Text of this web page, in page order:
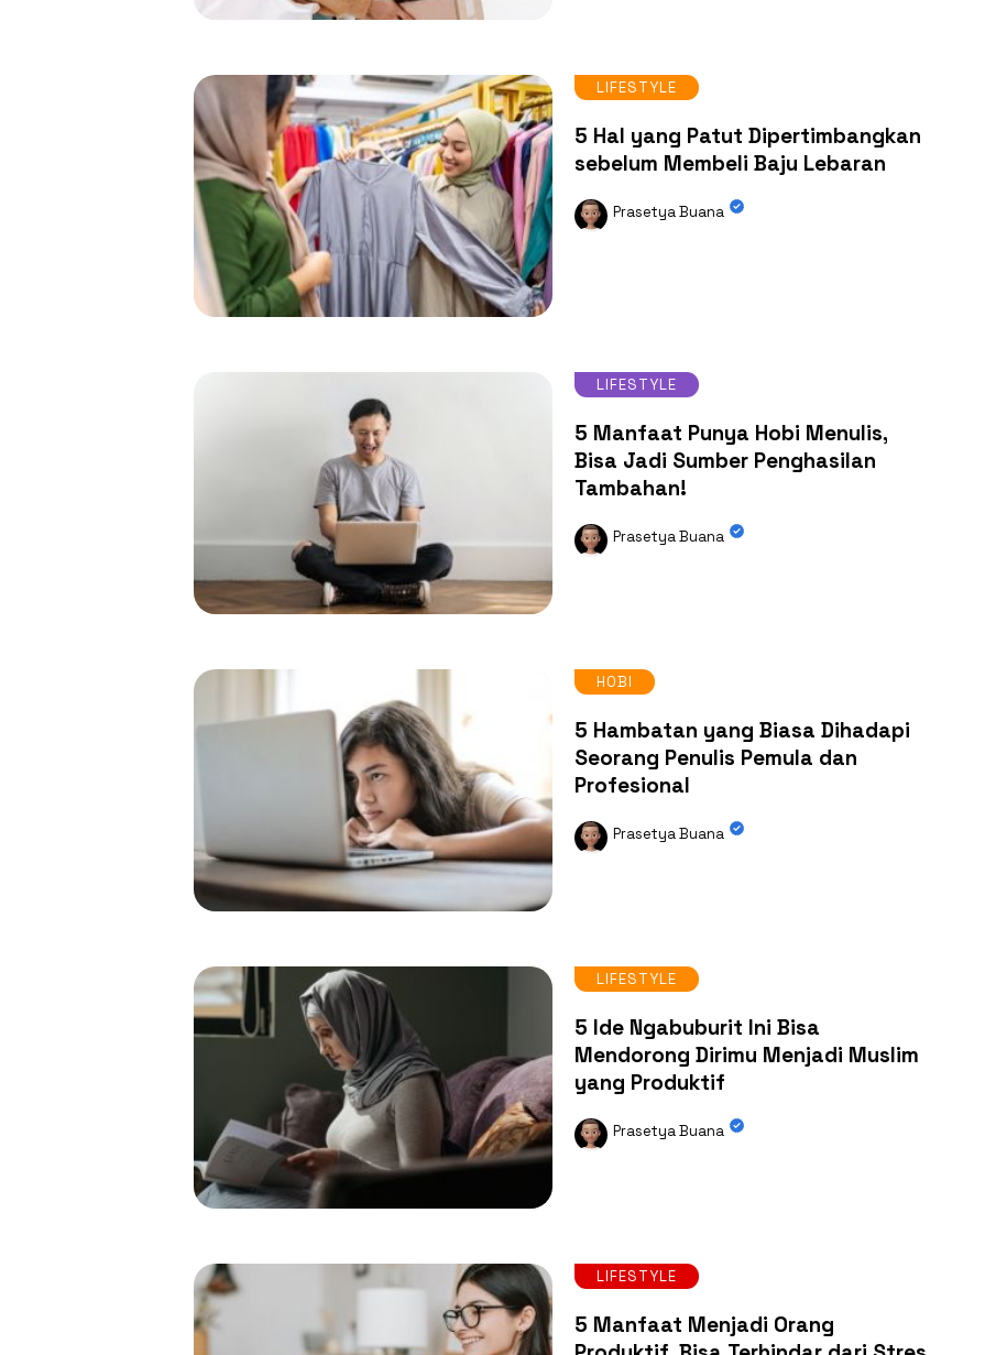
LIFESTYLE
5 Hal yang Patut Dipertimbangkan
sebelum Membeli Baju Lebaran
Prasetya Buana
LIFESTYLE
5 Manfaat Punya Hobi Menulis,
Bisa Jadi Sumber Penghasilan
Tambahan!
Prasetya Buana
HOBI
5 Hambatan yang Biasa Dihadapi
Seorang Penulis Pemula dan
Profesional
Prasetya Buana
LIFESTYLE
5 Ide Ngabuburit Ini Bisa
Mendorong Dirimu Menjadi Muslim
yang Produktif
Prasetya Buana
LIFESTYLE
5 Manfaat Menjadi Orang